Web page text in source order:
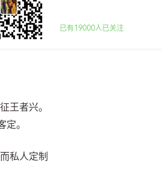
已有19000人已关注
王者兴。
。
私人定制